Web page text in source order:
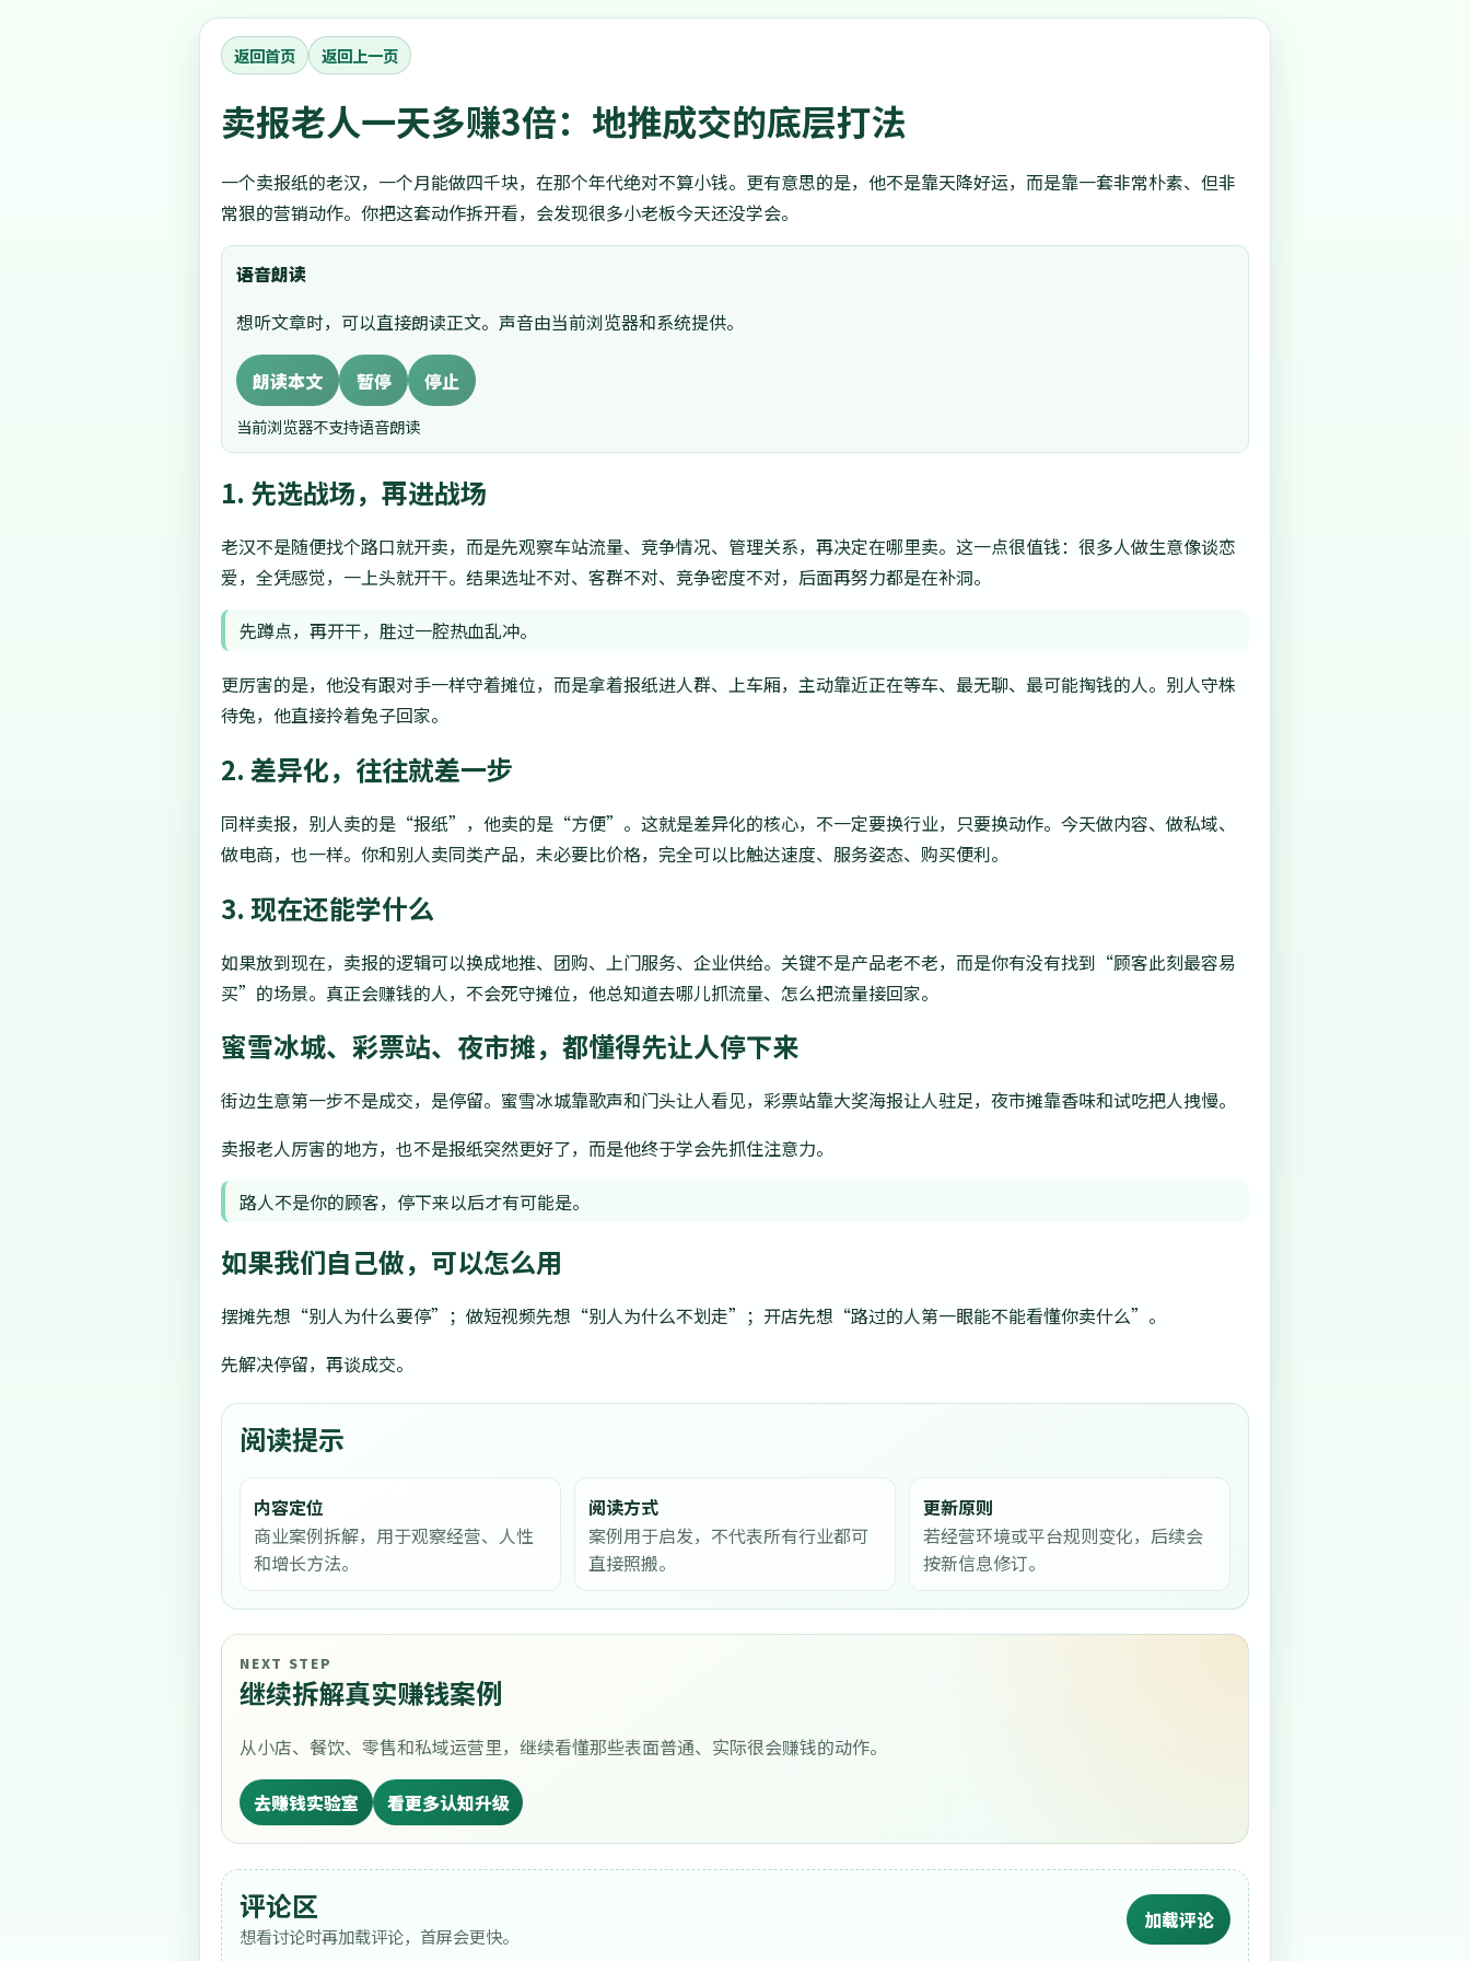
返回首页 返回上一页
卖报老人一天多赚3倍：地推成交的底层打法
一个卖报纸的老汉，一个月能做四千块，在那个年代绝对不算小钱。更有意思的是，他不是靠天降好运，而是靠一套非常朴素、但非
常狠的营销动作。你把这套动作拆开看，会发现很多小老板今天还没学会。
语音朗读
想听文章时，可以直接朗读正文。声音由当前浏览器和系统提供。
朗读本文 暂停 停止
当前浏览器不支持语音朗读
1. 先选战场，再进战场
老汉不是随便找个路口就开卖，而是先观察车站流量、竞争情况、管理关系，再决定在哪里卖。这一点很值钱：很多人做生意像谈恋
爱，全凭感觉，一上头就开干。结果选址不对、客群不对、竞争密度不对，后面再努力都是在补洞。
先蹲点，再开干，胜过一腔热血乱冲。
更厉害的是，他没有跟对手一样守着摊位，而是拿着报纸进人群、上车厢，主动靠近正在等车、最无聊、最可能掏钱的人。别人守株
待兔，他直接拎着兔子回家。
2. 差异化，往往就差一步
同样卖报，别人卖的是“报纸”，他卖的是“方便”。这就是差异化的核心，不一定要换行业，只要换动作。今天做内容、做私域、
做电商，也一样。你和别人卖同类产品，未必要比价格，完全可以比触达速度、服务姿态、购买便利。
3. 现在还能学什么
如果放到现在，卖报的逻辑可以换成地推、团购、上门服务、企业供给。关键不是产品老不老，而是你有没有找到“顾客此刻最容易
买”的场景。真正会赚钱的人，不会死守摊位，他总知道去哪儿抓流量、怎么把流量接回家。
蜜雪冰城、彩票站、夜市摊，都懂得先让人停下来
街边生意第一步不是成交，是停留。蜜雪冰城靠歌声和门头让人看见，彩票站靠大奖海报让人驻足，夜市摊靠香味和试吃把人拽慢。
卖报老人厉害的地方，也不是报纸突然更好了，而是他终于学会先抓住注意力。
路人不是你的顾客，停下来以后才有可能是。
如果我们自己做，可以怎么用
摆摊先想“别人为什么要停”；做短视频先想“别人为什么不划走”；开店先想“路过的人第一眼能不能看懂你卖什么”。
先解决停留，再谈成交。
阅读提示
内容定位
商业案例拆解，用于观察经营、人性
和增长方法。
阅读方式
案例用于启发，不代表所有行业都可
直接照搬。
更新原则
若经营环境或平台规则变化，后续会
按新信息修订。
NEXT STEP
继续拆解真实赚钱案例
从小店、餐饮、零售和私域运营里，继续看懂那些表面普通、实际很会赚钱的动作。
去赚钱实验室 看更多认知升级
评论区
想看讨论时再加载评论，首屏会更快。
加载评论